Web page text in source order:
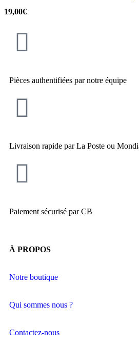
19,00€
Pièces authentifiées par notre équipe
Livraison rapide par La Poste ou
Paiement sécurisé par CB
À PROPOS
Notre boutique
Qui sommes nous ?
Contactez-nous